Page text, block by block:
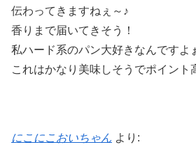
伝わってきますねぇ～♪
香りまで届いてきそう！
私ハード系のパン大好きなんですよ
これはかなり美味しそうでポイント
にこにこおいちゃん より: